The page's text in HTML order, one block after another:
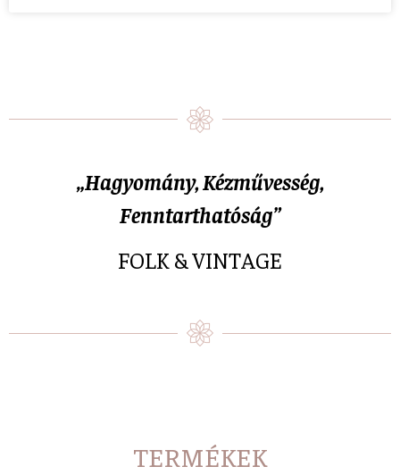
„Hagyomány, Kézművesség,
Fenntarthatóság”
FOLK & VINTAGE
TERMÉKEK